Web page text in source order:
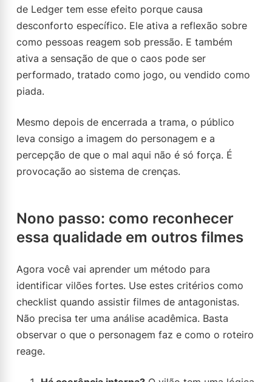
de Ledger tem esse efeito porque causa
desconforto específico. Ele ativa a reflexão sobre
como pessoas reagem sob pressão. E também
ativa a sensação de que o caos pode ser
performado, tratado como jogo, ou vendido como
piada.
Mesmo depois de encerrada a trama, o público
leva consigo a imagem do personagem e a
percepção de que o mal aqui não é só força. É
provocação ao sistema de crenças.
Nono passo: como reconhecer
essa qualidade em outros filmes
Agora você vai aprender um método para
identificar vilões fortes. Use estes critérios como
checklist quando assistir filmes de antagonistas.
Não precisa ter uma análise acadêmica. Basta
observar o que o personagem faz e como o roteiro
reage.